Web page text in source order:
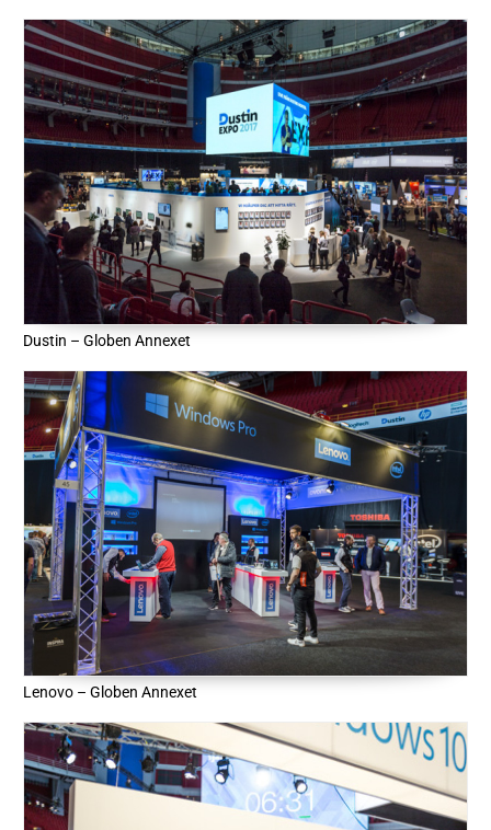
Dustin – Globen Annexet
Lenovo – Globen Annexet